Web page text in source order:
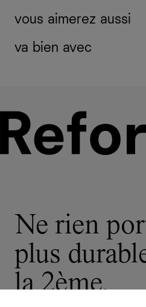
vous aimerez aussi
va bien avec
Ne rien
plus
la 2ème.